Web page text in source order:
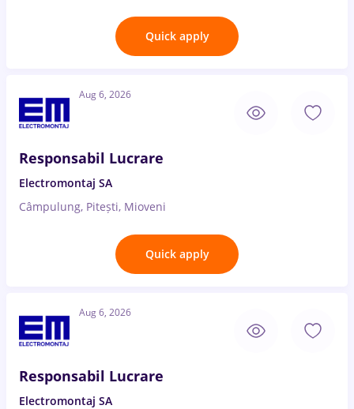
Quick apply
Aug 6, 2026
Responsabil Lucrare
Electromontaj SA
Câmpulung, Pitești, Mioveni
Quick apply
Aug 6, 2026
Responsabil Lucrare
Electromontaj SA